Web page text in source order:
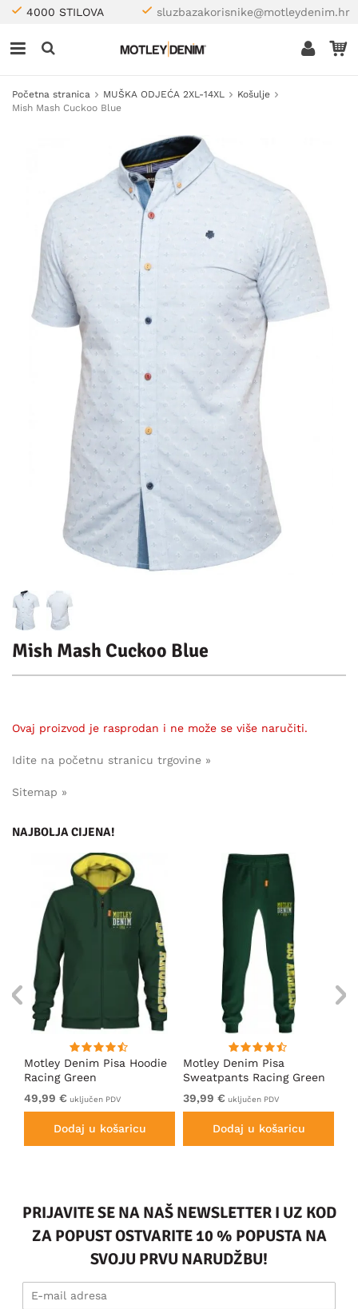
4000 STILOVA sluzbazakorisnike@motleydenim.hr
Početna stranica MUŠKA ODJEĆA 2XL-14XL
Košulje
Mish Mash Cuckoo Blue
Mish Mash Cuckoo Blue
Ovaj proizvod je rasprodan i ne može se više naručiti.
Idite na početnu stranicu trgovine »
Sitemap »
NAJBOLJA CIJENA!
Motley Denim Pisa Hoodie
Racing Green
49,99 € uključen PDV
Dodaj u košaricu
Motley Denim Pisa
Sweatpants Racing Green
39,99 € uključen PDV
Dodaj u košaricu
PRIJAVITE SE NA NAŠ NEWSLETTER I UZ KOD
ZA POPUST OSTVARITE 10 % POPUSTA NA
SVOJU PRVU NARUDŽBU!